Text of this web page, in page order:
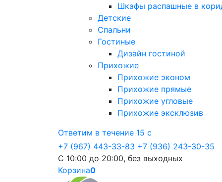
Шкафы распашные в
Детские
Спальни
Гостиные
Дизайн гостиной
Прихожие
Прихожие эконом
Прихожие прямые
Прихожие угловые
Прихожие эксклюзив
Ответим в течение 15 с
+7 (967) 443-33-83 +7 (936) 243-30-35
С 10:00 до 20:00, без выходных
Корзина0